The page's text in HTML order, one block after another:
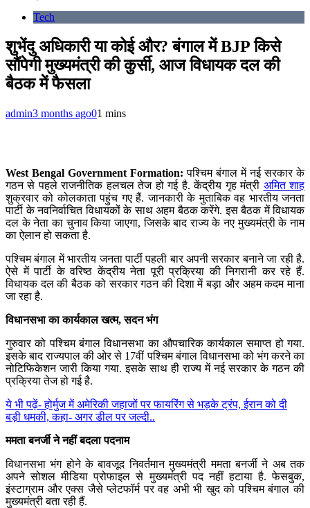
Tech
शुभेंदु अधिकारी या कोई और? बंगाल में BJP किसे
सौंपेगी मुख्यमंत्री की कुर्सी, आज विधायक दल की
बैठक में फैसला
admin3 months ago01 mins
West Bengal Government Formation:पश्चिम बंगाल में नई सरकार के
गठन से पहले राजनीतिक हलचल तेज हो गई है. केंद्रीय गृह मंत्री अमित शाह
शुक्रवार को कोलकाता पहुंच गए हैं. जानकारी के मुताबिक वह भारतीय जनता
पार्टी के नवनिर्वाचित विधायकों के साथ अहम बैठक करेंगे. इस बैठक में विधायक
दल के नेता का चुनाव किया जाएगा, जिसके बाद राज्य के नए मुख्यमंत्री के नाम
का ऐलान हो सकता है.
पश्चिम बंगाल में भारतीय जनता पार्टी पहली बार अपनी सरकार बनाने जा रही है.
ऐसे में पार्टी के वरिष्ठ केंद्रीय नेता पूरी प्रक्रिया की निगरानी कर रहे हैं.
विधायक दल की बैठक को सरकार गठन की दिशा में बड़ा और अहम कदम माना
जा रहा है.
विधानसभा का कार्यकाल खत्म, सदन भंग
गुरुवार को पश्चिम बंगाल विधानसभा का औपचारिक कार्यकाल समाप्त हो गया.
इसके बाद राज्यपाल की ओर से 17वीं पश्चिम बंगाल विधानसभा को भंग करने का
नोटिफिकेशन जारी किया गया. इसके साथ ही राज्य में नई सरकार के गठन की
प्रक्रिया तेज हो गई है.
ये भी पढ़ें- होर्मुज में अमेरिकी जहाजों पर फायरिंग से भड़के ट्रंप, ईरान को दी
बड़ी धमकी, कहा- अगर डील पर जल्दी..
ममता बनर्जी ने नहीं बदला पदनाम
विधानसभा भंग होने के बावजूद निवर्तमान मुख्यमंत्री ममता बनर्जी ने अब तक
अपने सोशल मीडिया प्रोफाइल से मुख्यमंत्री पद नहीं हटाया है. फेसबुक,
इंस्टाग्राम और एक्स जैसे प्लेटफॉर्म पर वह अभी भी खुद को पश्चिम बंगाल की
मुख्यमंत्री बता रही हैं.